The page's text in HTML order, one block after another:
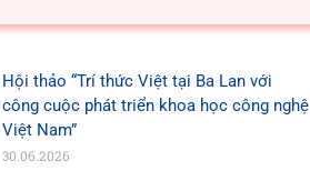
Hội thảo “Trí thức Việt tại Ba Lan với
công cuộc phát triển khoa học công nghệ
Việt Nam”
30.06.2026